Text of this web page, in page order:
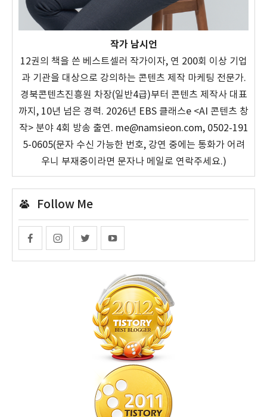
작가 남시언
12권의 책을 쓴 베스트셀러 작가이자, 연 200회 이상 기업
과 기관을 대상으로 강의하는 콘텐츠 제작 마케팅 전문가.
경북콘텐츠진흥원 차장(일반4급)부터 콘텐츠 제작사 대표
까지, 10년 넘은 경력. 2026년 EBS 클래스e <AI 콘텐츠 창
작> 분야 4회 방송 출연. me@namsieon.com, 0502-191
5-0605(문자 수신 가능한 번호, 강연 중에는 통화가 어려
우니 부재중이라면 문자나 메일로 연락주세요.)
Follow Me